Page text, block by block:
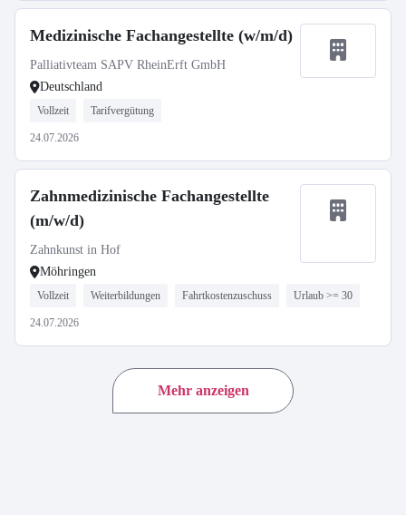
Medizinische Fachangestellte (w/m/d)
Palliativteam SAPV RheinErft GmbH
Deutschland
Vollzeit Tarifvergütung
24.07.2026
Zahnmedizinische Fachangestellte
(m/w/d)
Zahnkunst in Hof
Möhringen
Vollzeit Weiterbildungen Fahrtkostenzuschuss Urlaub >= 30
24.07.2026
Mehr anzeigen